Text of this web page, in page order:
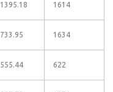
1395.18 1614
733.95 1634
555.44 622